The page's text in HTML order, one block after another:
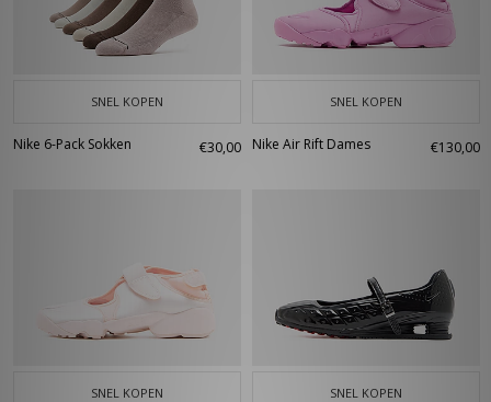
SNEL KOPEN
Nike 6-Pack Sokken €30,00
SNEL KOPEN
Nike Air Rift Dames €130,00
SNEL KOPEN SNEL KOPEN